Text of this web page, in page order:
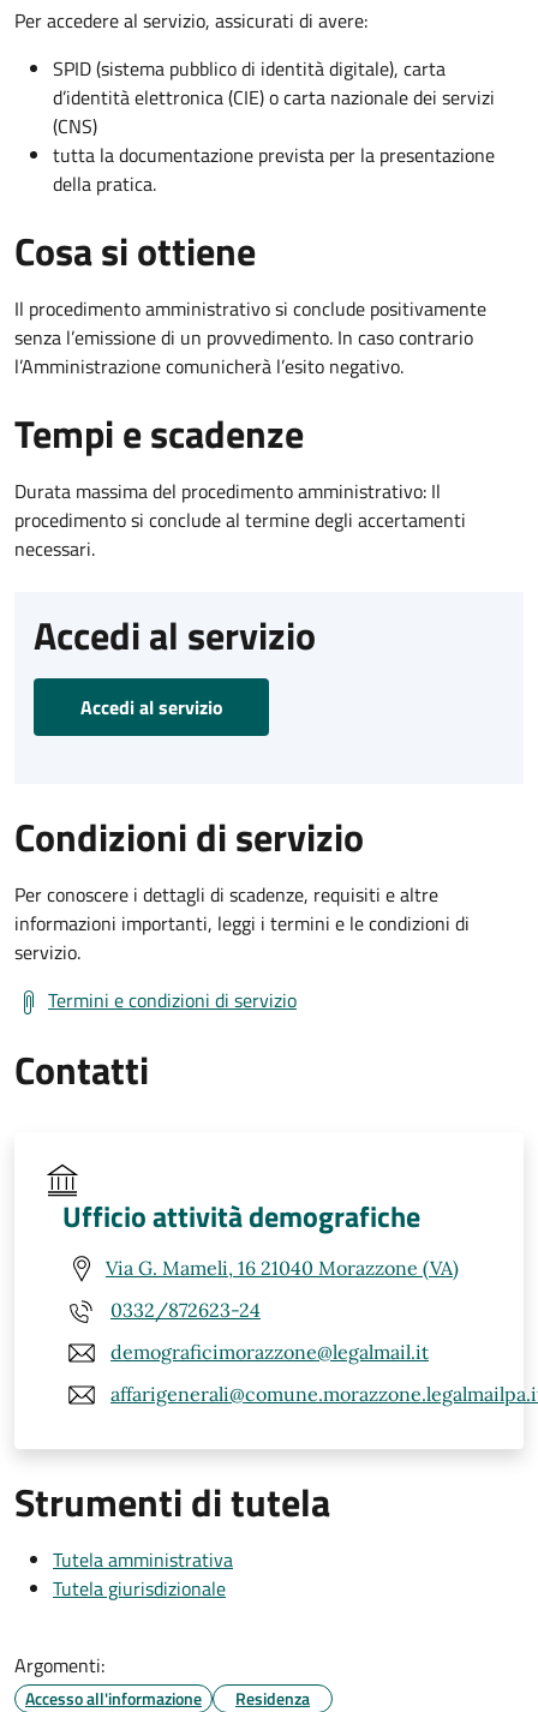
Per accedere al servizio, assicurati di avere:
SPID (sistema pubblico di identità digitale), carta
d’identità elettronica (CIE) o carta nazionale dei servizi
(CNS)
tutta la documentazione prevista per la presentazione
della pratica.
Cosa si ottiene
Il procedimento amministrativo si conclude positivamente
senza l’emissione di un provvedimento. In caso contrario
l’Amministrazione comunicherà l’esito negativo.
Tempi e scadenze
Durata massima del procedimento amministrativo: Il
procedimento si conclude al termine degli accertamenti
necessari.
Accedi al servizio
Accedi al servizio
Condizioni di servizio
Per conoscere i dettagli di scadenze, requisiti e altre
informazioni importanti, leggi i termini e le condizioni di
servizio.
Termini e condizioni di servizio
Contatti
Ufficio attività demografiche
Via G. Mameli, 16 21040 Morazzone (VA)
0332/872623-24
demograficimorazzone@legalmail.it
Strumenti di tutela
Tutela amministrativa
Tutela giurisdizionale
Argomenti:
Accesso all'informazione Residenza